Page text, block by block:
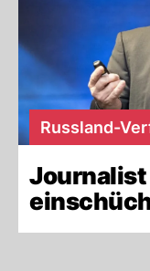
Russland-
Journalist